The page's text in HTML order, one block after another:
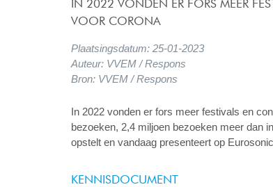
IN 2022 VONDEN ER FORS MEER
VOOR CORONA
Plaatsingsdatum: 25-01-2023
Auteur: VVEM / Respons
Bron: VVEM / Respons
In 2022 vonden er fors meer festivals en
bezoeken, 2,4 miljoen bezoeken meer dan
opstelt en vandaag presenteert op
KENNISDOCUMENT